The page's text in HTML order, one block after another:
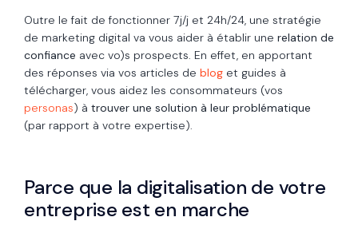
Outre le fait de fonctionner 7j/j et 24h/24, une stratégie
de marketing digital va vous aider à établir une relation de
confiance avec vo)s prospects. En effet, en apportant
des réponses via vos articles de blog et guides à
télécharger, vous aidez les consommateurs (vos
personas) à trouver une solution à leur problématique
(par rapport à votre expertise).
Parce que la digitalisation de votre
entreprise est en marche